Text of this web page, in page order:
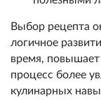
Выбор рецепта
логичное
время, повышает
процесс более
кулинарных